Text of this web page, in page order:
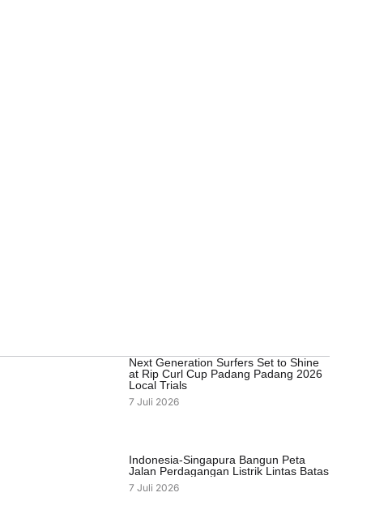
Next Generation Surfers Set to Shine
at Rip Curl Cup Padang Padang 2026
Local Trials
7 Juli 2026
Indonesia-Singapura Bangun Peta
Jalan Perdagangan Listrik Lintas Batas
7 Juli 2026